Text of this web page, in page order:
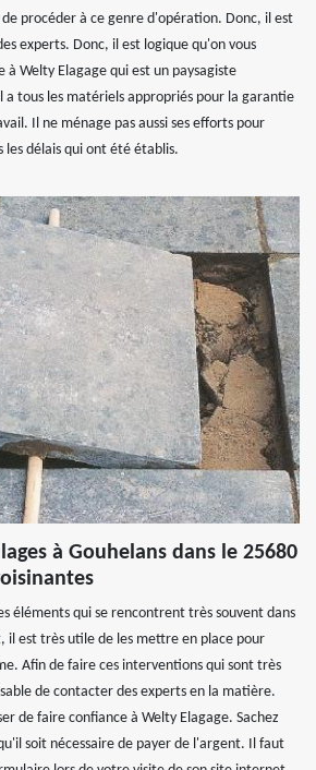
procéder à ce genre d'opération. Donc, il est
experts. Donc, il est logique qu'on vous
à Welty Elagage qui est un paysagiste
a tous les matériels appropriés pour la garantie
Il ne ménage pas aussi ses efforts pour
les délais qui ont été établis.
à Gouhelans dans le 25680
éléments qui se rencontrent très souvent dans
il est très utile de les mettre en place pour
Afin de faire ces interventions qui sont très
de contacter des experts en la matière.
de faire confiance à Welty Elagage. Sachez
soit nécessaire de payer de l'argent. Il faut